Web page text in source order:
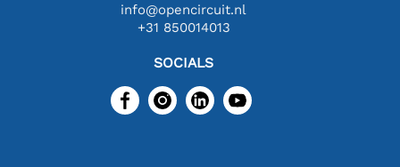
info@opencircuit.nl
+31 850014013
SOCIALS